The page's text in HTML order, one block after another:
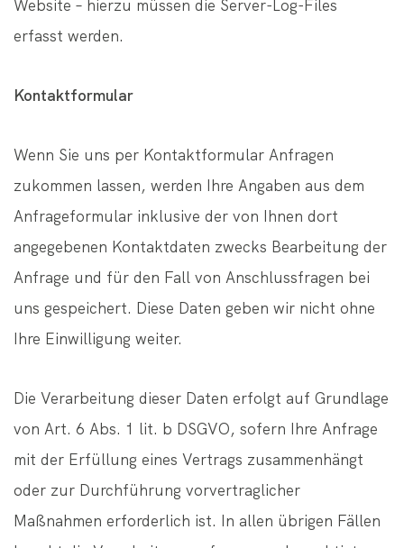
Website – hierzu müssen die Server-Log-Files
erfasst werden.
Kontaktformular
Wenn Sie uns per Kontaktformular Anfragen
zukommen lassen, werden Ihre Angaben aus dem
Anfrageformular inklusive der von Ihnen dort
angegebenen Kontaktdaten zwecks Bearbeitung der
Anfrage und für den Fall von Anschlussfragen bei
uns gespeichert. Diese Daten geben wir nicht ohne
Ihre Einwilligung weiter.
Die Verarbeitung dieser Daten erfolgt auf Grundlage
von Art. 6 Abs. 1 lit. b DSGVO, sofern Ihre Anfrage
mit der Erfüllung eines Vertrags zusammenhängt
oder zur Durchführung vorvertraglicher
Maßnahmen erforderlich ist. In allen übrigen Fällen